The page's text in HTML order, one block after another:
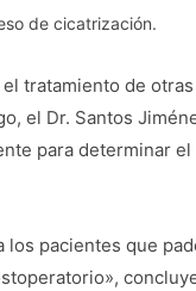
de cicatrización.
tratamiento de
el Dr. Santos
para determinar
pacientes que